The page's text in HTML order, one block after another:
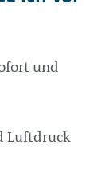
und
Luftdruck